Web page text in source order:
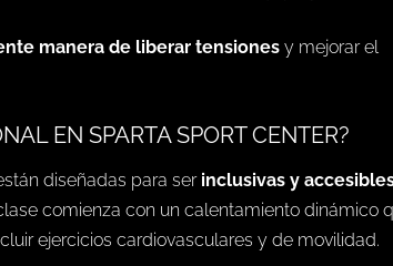
manera de liberar tensiones y mejorar el
EN SPARTA SPORT CENTER?
diseñadas para serinclusivas y
comienza con un calentamiento dinámico
ejercicios cardiovasculares y de movilidad.